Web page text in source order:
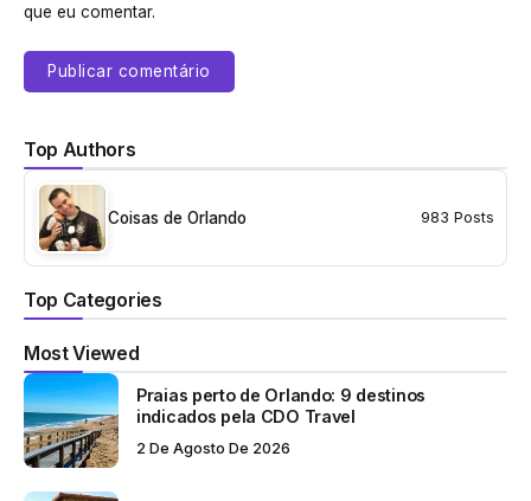
que eu comentar.
Top Authors
Coisas de Orlando 983 Posts
Top Categories
Most Viewed
Praias perto de Orlando: 9 destinos
indicados pela CDO Travel
2 De Agosto De 2026